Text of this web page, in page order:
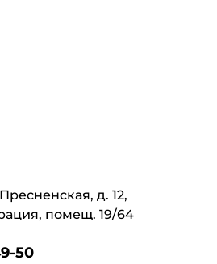
д. 12,
помещ. 19/64
50